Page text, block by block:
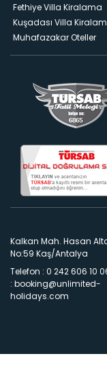
Fethiye Villa Kiralama
Kuşadası Villa
Muhafazakar Oteller
Kalkan Mah. Hasan
No:59 Kaş/Antalya
Telefon : 0 242 606 10
: booking@unlimited-
holidays.com